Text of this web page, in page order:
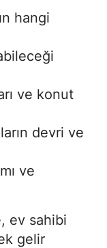
hangi
ve konut
devri ve
ve
ev sahibi
gelir